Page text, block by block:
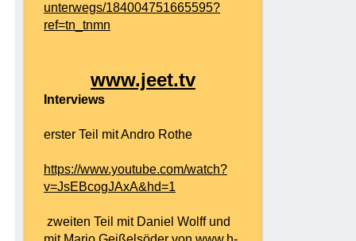
unterwegs/184004751665595?
ref=tn_tnmn
www.jeet.tv
Interviews
erster Teil mit Andro Rothe
https://www.youtube.com/watch?
v=JsEBcogJAxA&hd=1
zweiten Teil mit Daniel Wolff und